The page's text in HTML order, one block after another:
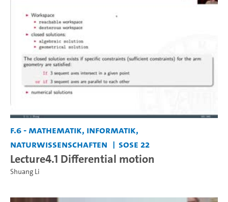
F.6 - Mathematik, Informatik,
Naturwissenschaften
SoSe 22
Lecture4.1 Differential motion
Shuang Li